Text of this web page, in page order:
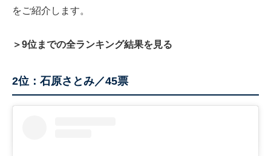
をご紹介します。
＞9位までの全ランキング結果を見る
2位：石原さとみ／45票